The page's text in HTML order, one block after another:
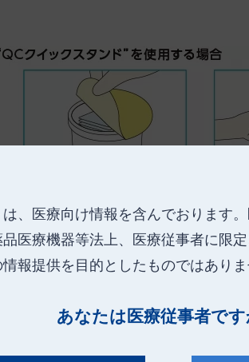
、医療向け情報を含んでおります。
品医療機器等法上、医療従事者に限定
報提供を目的としたものではありま
あなたは医療従事者です
ため注意してください。